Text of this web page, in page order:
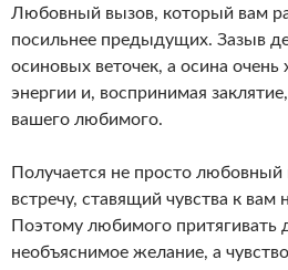
Любовный вызов, который вам
посильнее предыдущих. Зазыв
осиновых веточек, а осина
энергии и, воспринимая
вашего любимого.
Получается не просто любовный
встречу, ставящий чувства к вам
Поэтому любимого притягивать
необъяснимое желание, а